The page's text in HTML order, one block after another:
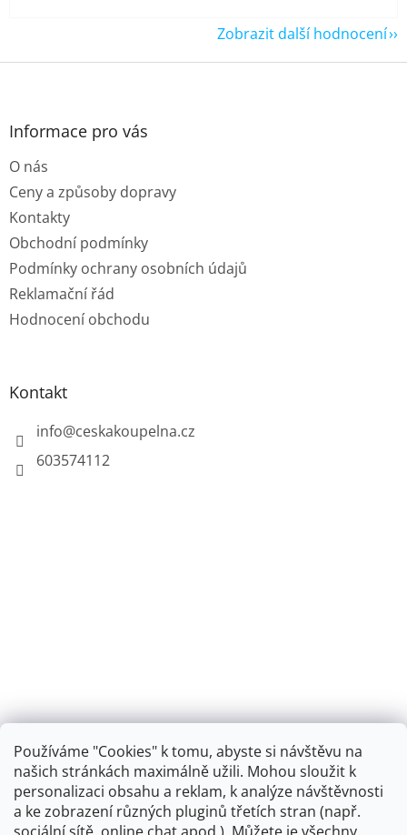
Používáme "Cookies" k tomu, abyste si návštěvu na
našich stránkách maximálně užili. Mohou sloužit k
personalizaci obsahu a reklam, k analýze návštěvnosti
a ke zobrazení různých pluginů třetích stran (např.
Zobrazit další hodnocení
Z
Informace pro vás
O nás
Ceny a způsoby dopravy
Kontakty
Obchodní podmínky
Podmínky ochrany osobních údajů
Reklamační řád
Hodnocení obchodu
Kontakt
info@ceskakoupelna.cz
603574112
Retro koupelna